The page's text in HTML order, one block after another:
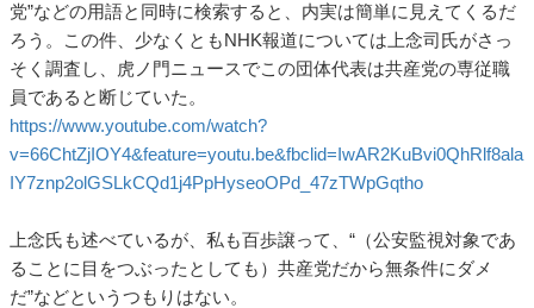
党”などの用語と同時に検索すると、内実は簡単に見えてくるだ
ろう。この件、少なくともNHK報道については上念司氏がさっ
そく調査し、虎ノ門ニュースでこの団体代表は共産党の専従職
員であると断じていた。
https://www.youtube.com/watch?
v=66ChtZjIOY4&feature=youtu.be&fbclid=IwAR2KuBvi0QhRlf8ala
IY7znp2olGSLkCQd1j4PpHyseoOPd_47zTWpGqtho
上念氏も述べているが、私も百歩譲って、“（公安監視対象であ
ることに目をつぶったとしても）共産党だから無条件にダメ
だ”などというつもりはない。